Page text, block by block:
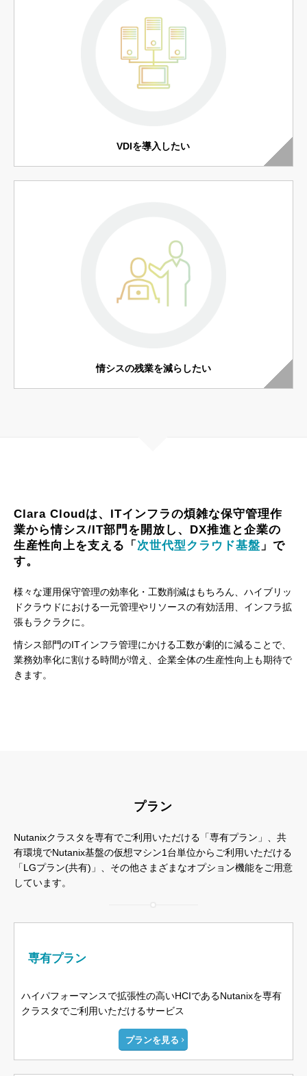
VDIを導入したい
情シスの残業を減らしたい
Clara Cloudは、ITインフラの煩雑な保守管理作
業から情シス/IT部門を開放し、DX推進と企業の
生産性向上を支える「 次世代型クラウド基盤 」で
す。
様々な運用保守管理の効率化・工数削減はもちろん、ハイブリッ
ドクラウドにおける一元管理やリソースの有効活用、インフラ拡
張もラクラクに。
情シス部門のITインフラ管理にかける工数が劇的に減ることで、
業務効率化に割ける時間が増え、企業全体の生産性向上も期待で
きます。
プラン
Nutanixクラスタを専有でご利用いただける「専有プラン」、共
有環境でNutanix基盤の仮想マシン1台単位からご利用いただける
「LGプラン(共有)」、 その他さまざまなオプション機能をご用意
しています。
専有プラン
ハイパフォーマンスで拡張性の高いHCIであるNutanixを専有
クラスタでご利用いただけるサービス
プランを見る